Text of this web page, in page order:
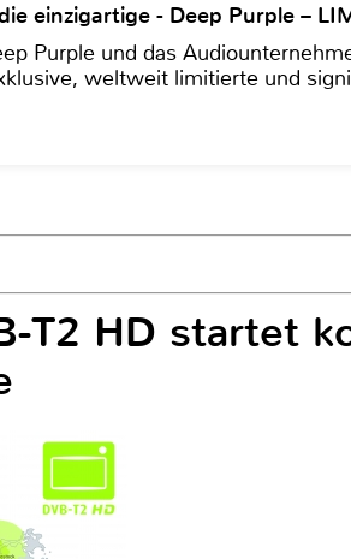
einzigartige - Deep Purple –
Purple und das
weltweit limitierte und
T2 HD startet